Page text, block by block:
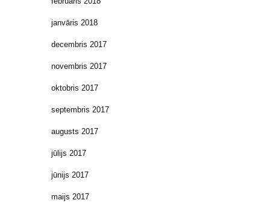
janvāris 2018
decembris 2017
novembris 2017
oktobris 2017
septembris 2017
augusts 2017
jūlijs 2017
jūnijs 2017
maijs 2017